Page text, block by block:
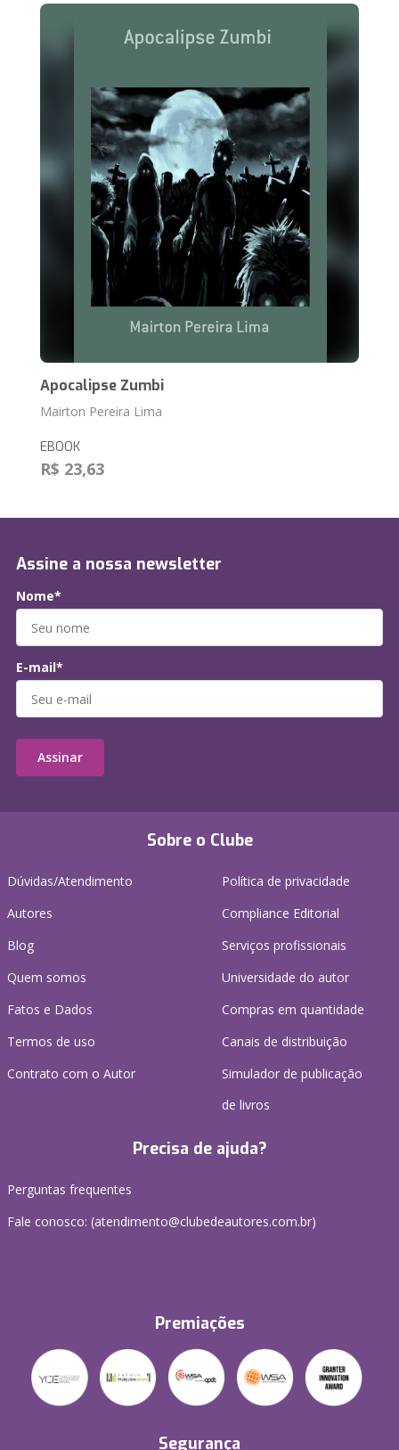
Apocalipse Zumbi
Mairton Pereira Lima
EBOOK
R$ 23,63
Sobre o Clube
Dúvidas/Atendimento
Autores
Blog
Quem somos
Fatos e Dados
Termos de uso
Contrato com o Autor
Política de privacidade
Compliance Editorial
Serviços profissionais
Universidade do autor
Compras em quantidade
Canais de distribuição
Simulador de publicação
de livros
Precisa de ajuda?
Perguntas frequentes
Fale conosco: (atendimento@clubedeautores.com.br)
Premiações
Segurança
Assine a nossa newsletter
Nome*
E-mail*
Assinar